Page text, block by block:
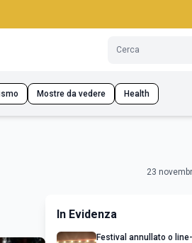
Mostre da vedere Health
23
In Evidenza
Festival annullato o